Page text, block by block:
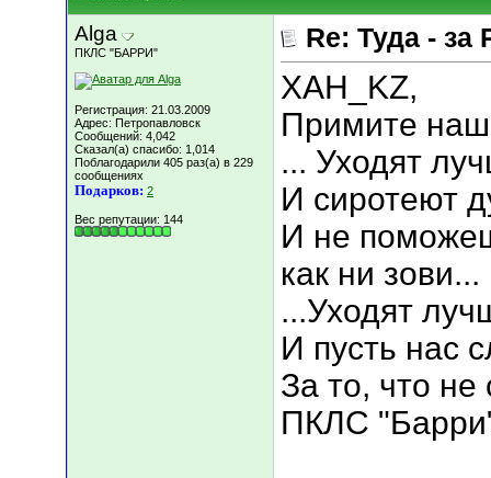
Alga
ПКЛС "БАРРИ"
Регистрация: 21.03.2009
Адрес: Петропавловск
Сообщений: 4,042
Сказал(а) спасибо: 1,014
Поблагодарили 405 раз(а) в 229
сообщениях
Подарков: 2
Вес репутации: 144
Re: Туда - за
XAH_KZ,
Примите
... Уходят
И сиротеют
И не
как ни зови...
...Уходят
И пусть нас
За то, что не
ПКЛС